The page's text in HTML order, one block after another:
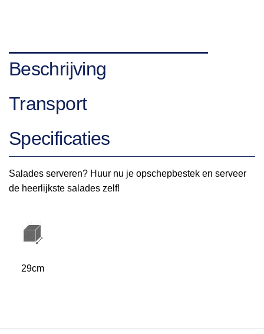
Beschrijving
Transport
Specificaties
Salades serveren? Huur nu je opschepbestek en serveer
de heerlijkste salades zelf!
29cm